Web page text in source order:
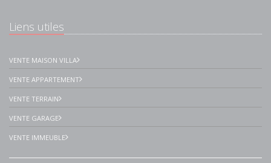
Liens utiles
VENTE MAISON VILLA
VENTE APPARTEMENT
VENTE TERRAIN
VENTE GARAGE
VENTE IMMEUBLE